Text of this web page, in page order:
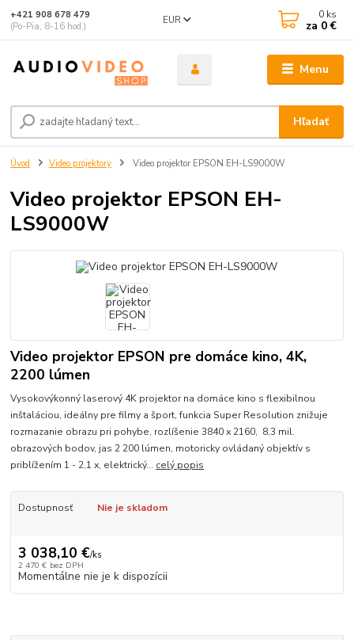
Menu
EUR
Hľadať
+421 908 678 479
(Po-Pia, 8-16 hod.)
0 ks
za 0 €
Úvod Video projektory Video projektor EPSON EH-LS9000W
Video projektor EPSON EH-
LS9000W
Video projektor EPSON pre domáce kino, 4K,
2200 lúmen
Vysokovýkonný laserový 4K projektor na domáce kino s flexibilnou
inštaláciou, ideálny pre filmy a šport, funkcia Super Resolution znižuje
rozmazanie obrazu pri pohybe, rozlíšenie 3840 x 2160, 8,3 mil.
obrazových bodov, jas 2 200 lúmen, motoricky ovládaný objektív s
priblížením 1 - 2,1 x, elektrický... celý popis
Dostupnosť Nie je skladom
3 038,10 €/ks
2 470 € bez DPH
Momentálne nie je k dispozícii